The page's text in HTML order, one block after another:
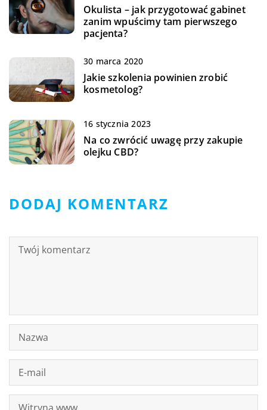
Okulista – jak przygotować gabinet
zanim wpuścimy tam pierwszego
pacjenta?
30 marca 2020
Jakie szkolenia powinien zrobić
kosmetolog?
16 stycznia 2023
Na co zwrócić uwagę przy zakupie
olejku CBD?
DODAJ KOMENTARZ